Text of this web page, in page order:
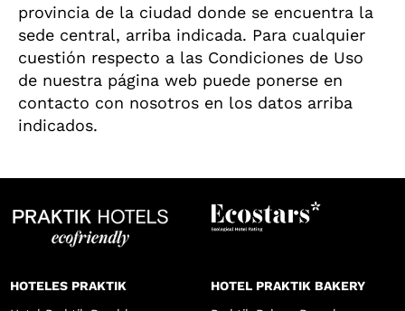
provincia de la ciudad donde se encuentra la
sede central, arriba indicada. Para cualquier
cuestión respecto a las Condiciones de Uso
de nuestra página web puede ponerse en
contacto con nosotros en los datos arriba
indicados.
HOTELES PRAKTIK
HOTEL PRAKTIK BAKERY